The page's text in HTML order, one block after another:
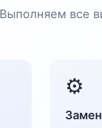
Выполняем все
⚙️